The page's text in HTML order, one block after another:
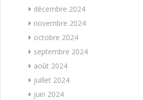
décembre 2024
novembre 2024
octobre 2024
septembre 2024
août 2024
juillet 2024
juin 2024